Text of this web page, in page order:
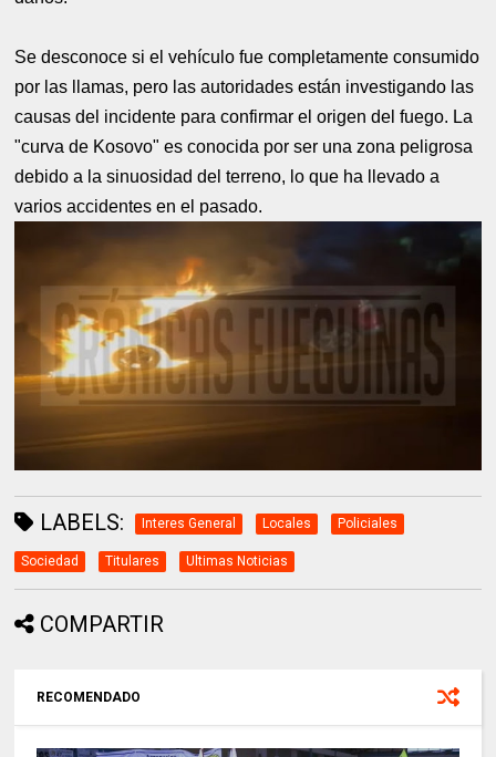
Se desconoce si el vehículo fue completamente consumido
por las llamas, pero las autoridades están investigando las
causas del incidente para confirmar el origen del fuego. La
"curva de Kosovo" es conocida por ser una zona peligrosa
debido a la sinuosidad del terreno, lo que ha llevado a
varios accidentes en el pasado.
LABELS: Interes General Locales Policiales
Sociedad Titulares Ultimas Noticias
COMPARTIR
RECOMENDADO